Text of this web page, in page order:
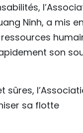
Ninh, a mis
son
sûres,
sa flotte